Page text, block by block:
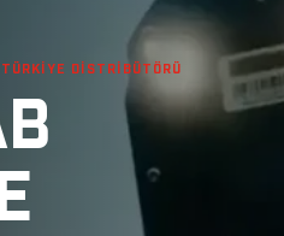
DISTRIBÜTÖRÜ